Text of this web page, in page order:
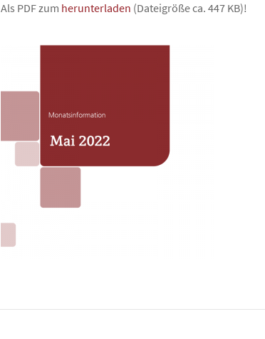
Als PDF zum herunterladen (Dateigröße ca. 447 KB)!